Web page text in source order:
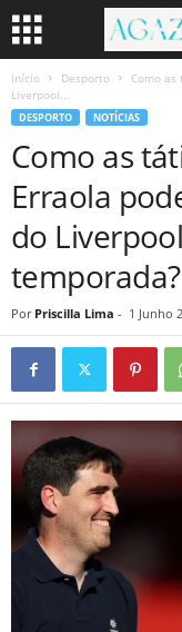
Início Desporto
Como
Liverpool...
DESPORTO NOTÍCIAS
Como as
Erraola
do
temporada?
Por Priscilla Lima - 1 Junho